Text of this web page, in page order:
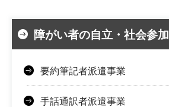
障がい者の自立・社会参
要約筆記者派遣事業
手話通訳者派遣事業